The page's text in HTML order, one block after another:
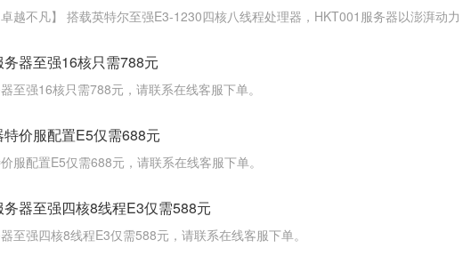
卓越不凡】 搭载英特尔至强E3-1230四核八线程处理器，HKT001服务器以澎湃动
器至强16核只需788元
至强16核只需788元，请联系在线客服下单。
价服配置E5仅需688元
服配置E5仅需688元，请联系在线客服下单。
器至强四核8线程E3仅需588元
至强四核8线程E3仅需588元，请联系在线客服下单。